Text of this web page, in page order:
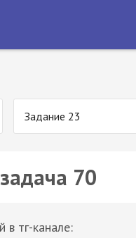
Задание 23
70
в тг-канале: